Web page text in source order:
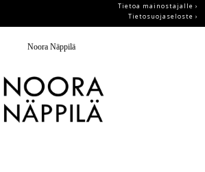
Tietoa mainostajalle ›
Tietosuojaseloste ›
Noora Näppilä